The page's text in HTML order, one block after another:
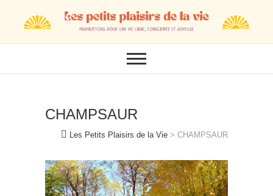
CHAMPSAUR
Les Petits Plaisirs de la Vie > CHAMPSAUR